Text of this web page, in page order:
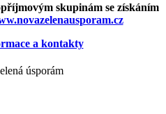
skupinám se získáním
a kontakty